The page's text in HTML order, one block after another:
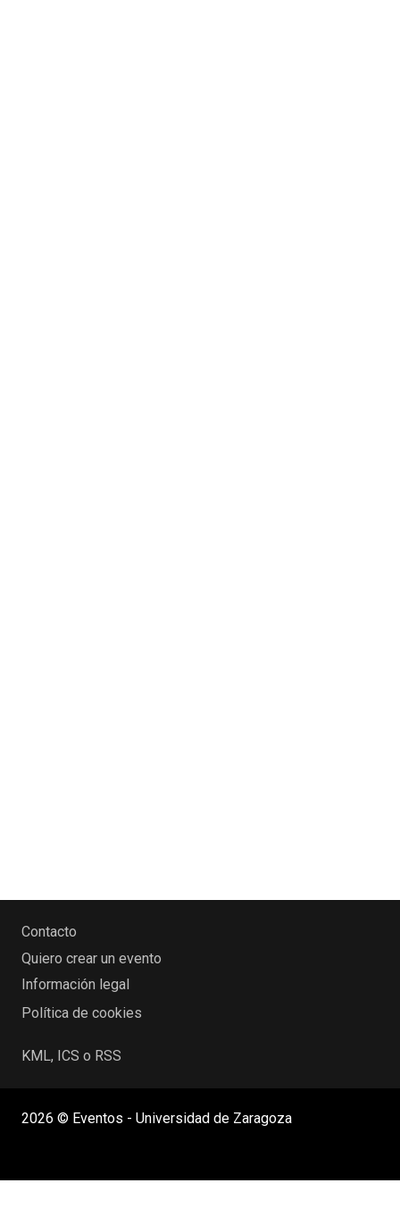
Contacto
Quiero crear un evento
Información legal
Política de cookies
KML, ICS o RSS
2026 © Eventos - Universidad de Zaragoza